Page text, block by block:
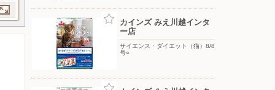
カインズ みえ川越インタ
ー店
サイエンス・ダイエット（猫）8/8
号○